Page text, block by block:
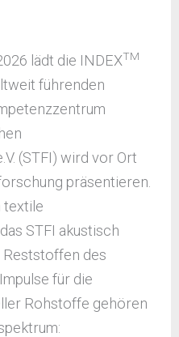
lädt die INDEXTM
führenden
(STFI) wird vor Ort
präsentieren.
textile
STFI akustisch
des
für die
Rohstoffe gehören